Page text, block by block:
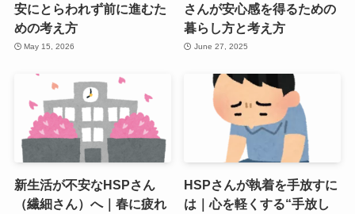
安にとらわれず前に進むた
めの考え方
May 15, 2026
さんが安心感を得るための
暮らし方と考え方
June 27, 2025
新生活が不安なHSPさん
（繊細さん）へ｜春に疲れ
HSPさんが執着を手放すに
は｜心を軽くする“手放し